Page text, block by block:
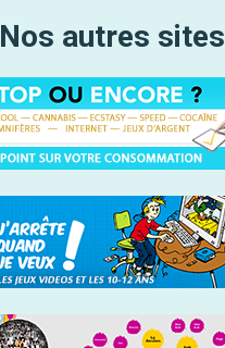
Nos autres sites